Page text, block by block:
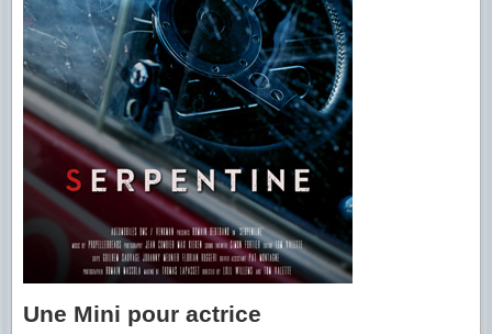
Une Mini pour actrice